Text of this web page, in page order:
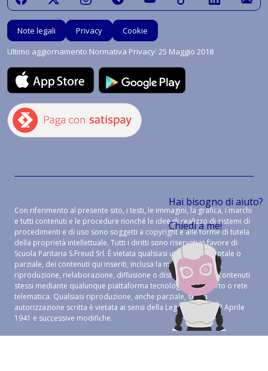
Hai bisogno di aiuto?
Chiedi a me!
Note legali Privacy
Cookie
Ultimo aggiornamento Normativa Privacy: 25 Maggio 2018
Con riferimento al presente sito, i testi, le immagini, la grafica, i marchi
e tutti contenuti e le procedure nonché le idee di realizzo di sistemi di
procedimenti e di uso sono soggetti a copyright e alle forme di tutela
della proprietà intellettuale. Tutti i diritti sono riservati in favore di
Scuola Paritaria S.Freud Srl. È vietata qualsiasi utilizzazione, totale o
parziale, dei contenuti qui inseriti, inclusa la memorizzazione,
riproduzione, rielaborazione, diffusione o distribuzione dei contenuti
stessi mediante qualunque piattaforma tecnologica, supporto o rete
telematica. Qualsiasi riproduzione, anche parziale, senza
autorizzazione scritta è vietata ai sensi della Legge 633 del 22 Aprile
1941 e successive modifiche.
CREDITS:ALEIDE WEB AGENCY